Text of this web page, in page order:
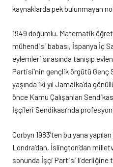
kaynaklarda pek bulunmayan
1949 doğumlu. Matematik
mühendisi babası, İspanya İç
eylemleri sırasında tanışıp
Partisi’nin gençlik örgütü Genç
yaşında iki yıl Jamaika’da
önce Kamu Çalışanları
İşçileri Sendikası’nda
Corbyn 1983’ten bu yana
Londra’dan, İslington’dan
sonunda İşçi Partisi liderliğine